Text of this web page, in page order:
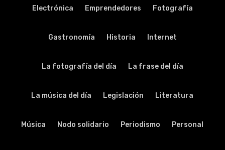
Electrónica Emprendedores Fotografía
Gastronomía Historia Internet
La fotografía del día La frase del día
La música del día Legislación Literatura
Música Nodo solidario Periodismo Personal